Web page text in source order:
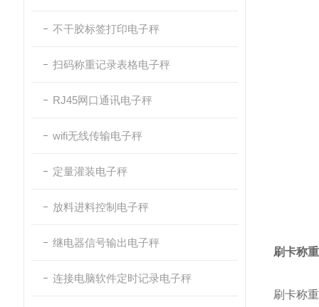
不干胶标签打印电子秤
扫码称重记录表格电子秤
RJ45网口通讯电子秤
wifi无线传输电子秤
定量灌装电子秤
放料进料控制电子秤
继电器信号输出电子秤
连接电脑软件定时记录电子秤
刷卡称
刷卡称